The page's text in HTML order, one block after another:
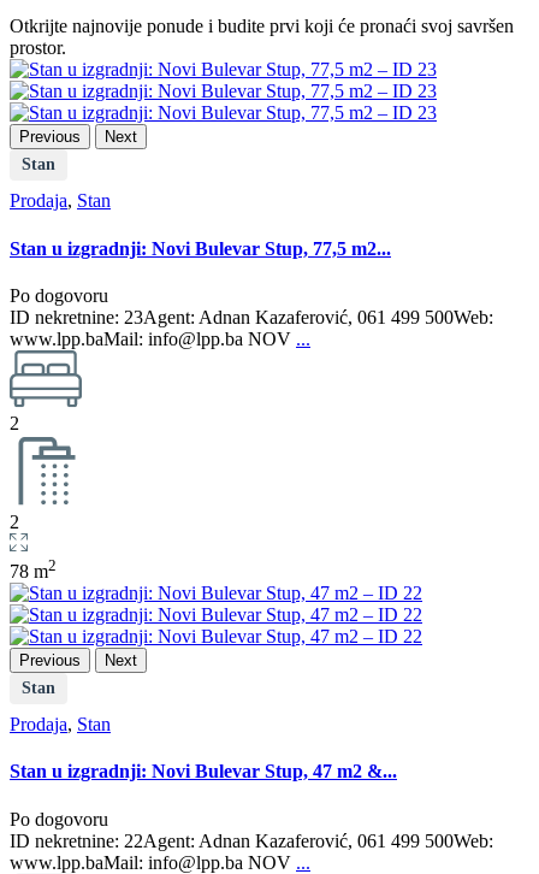
Otkrijte najnovije ponude i budite prvi koji će pronaći svoj savršen
prostor.
Previous
Next
Stan
Prodaja, Stan
Stan u izgradnji: Novi Bulevar Stup, 77,5 m2...
Po dogovoru
ID nekretnine: 23Agent: Adnan Kazaferović, 061 499 500Web:
www.lpp.baMail: info@lpp.ba NOV ...
2
2
78 m2
Previous
Next
Stan
Prodaja, Stan
Stan u izgradnji: Novi Bulevar Stup, 47 m2 &...
Po dogovoru
ID nekretnine: 22Agent: Adnan Kazaferović, 061 499 500Web:
www.lpp.baMail: info@lpp.ba NOV ...